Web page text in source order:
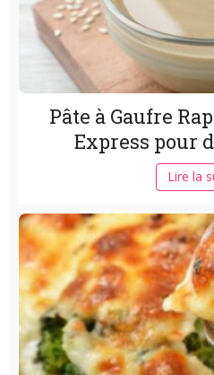
Pâte à Gaufre
Express pour
Lire la